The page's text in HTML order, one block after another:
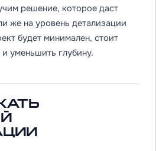
решение, которое даст
же на уровень детализации
будет минимален, стоит
уменьшить глубину.